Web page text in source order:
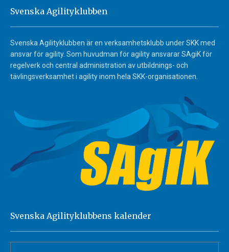
Svenska Agilityklubben
Svenska Agilityklubben är en verksamhetsklubb under SKK med
ansvar för agility. Som huvudman för agility ansvarar SAgiK för
regelverk och central administration av utbildnings- och
tävlingsverksamhet i agility inom hela SKK-organisationen.
Svenska Agilityklubbens kalender